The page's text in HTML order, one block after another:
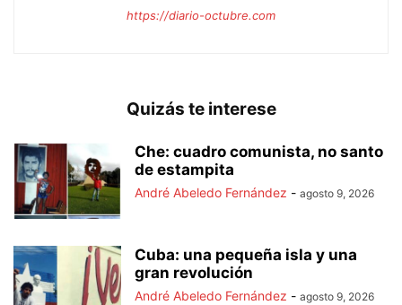
https://diario-octubre.com
Quizás te interese
Che: cuadro comunista, no santo
de estampita
André Abeledo Fernández - agosto 9, 2026
Cuba: una pequeña isla y una
gran revolución
André Abeledo Fernández - agosto 9, 2026